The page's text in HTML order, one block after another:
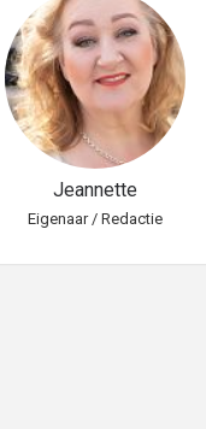
Jeannette
Eigenaar / Redactie